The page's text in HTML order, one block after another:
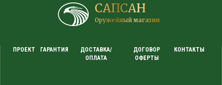
САПСАН
Оружейный магазин
ПРОЕКТ ГАРАНТИЯ
ДОСТАВКА/
ОПЛАТА
ДОГОВОР
ОФЕРТЫ
КОНТАКТЫ